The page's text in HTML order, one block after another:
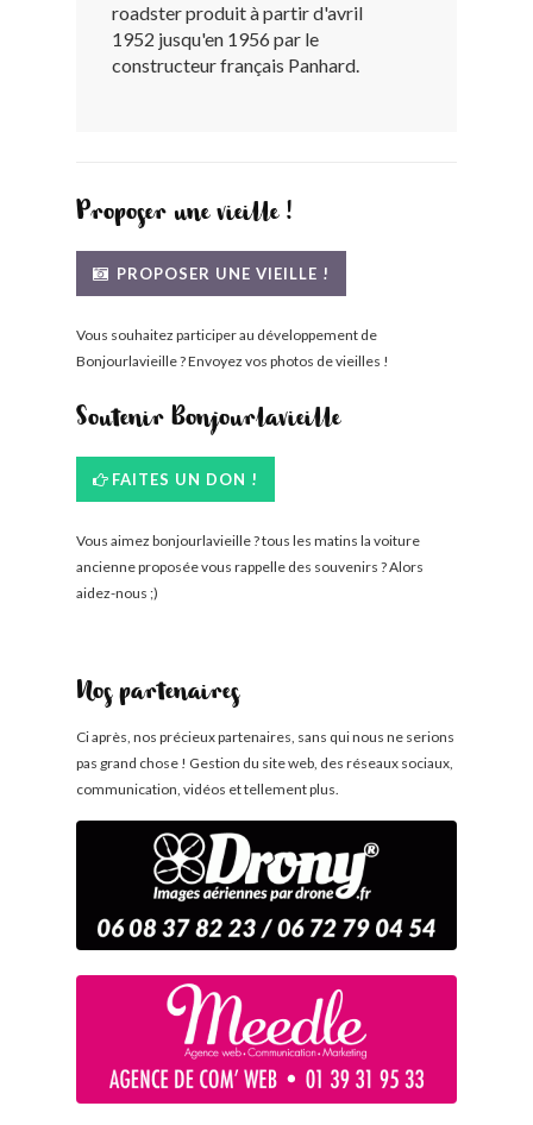
LE BLOG
BONJOURLAVIEILLE ?
COMMENT FONCTIONNE BLV ?
roadster produit à partir d'avril
1952 jusqu'en 1956 par le
constructeur français Panhard.
Proposer une vieille !
PROPOSER UNE VIEILLE !
Vous souhaitez participer au développement de
Bonjourlavieille ? Envoyez vos photos de vieilles !
Soutenir Bonjourlavieille
FAITES UN DON !
Vous aimez bonjourlavieille ? tous les matins la voiture
ancienne proposée vous rappelle des souvenirs ? Alors
aidez-nous ;)
Nos partenaires
Ci après, nos précieux partenaires, sans qui nous ne serions
pas grand chose ! Gestion du site web, des réseaux sociaux,
communication, vidéos et tellement plus.